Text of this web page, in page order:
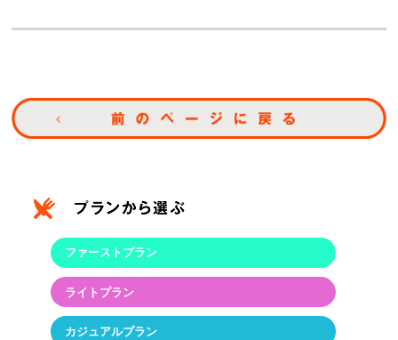
ファーストプラン
ライトプラン
カジュアルプラン